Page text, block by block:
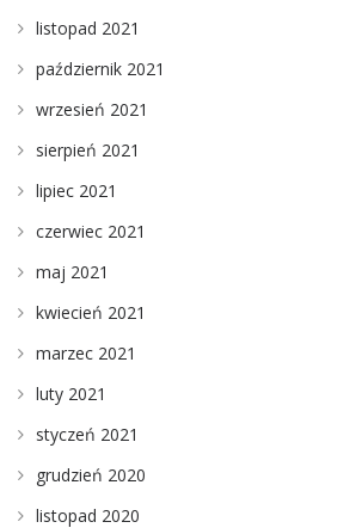
listopad 2021
październik 2021
wrzesień 2021
sierpień 2021
lipiec 2021
czerwiec 2021
maj 2021
kwiecień 2021
marzec 2021
luty 2021
styczeń 2021
grudzień 2020
listopad 2020